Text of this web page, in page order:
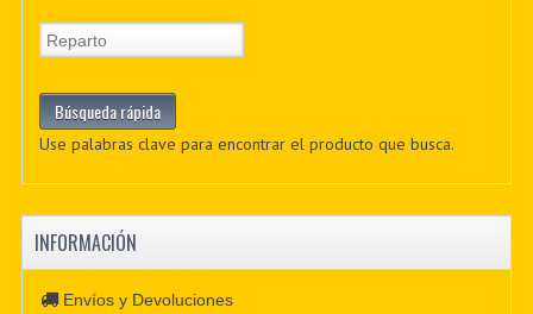
Use palabras clave para encontrar el producto que busca.
INFORMACIÓN
Envíos y Devoluciones